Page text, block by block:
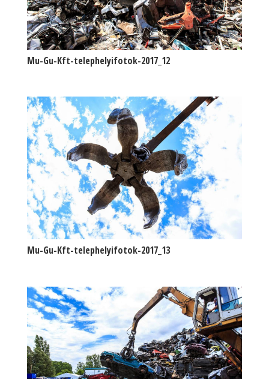
Mu-Gu-Kft-telephelyifotok-2017_12
Mu-Gu-Kft-telephelyifotok-2017_13